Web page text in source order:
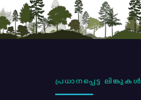
പ്രധാനപ്പെട്ട ലിങ്കുകൾ